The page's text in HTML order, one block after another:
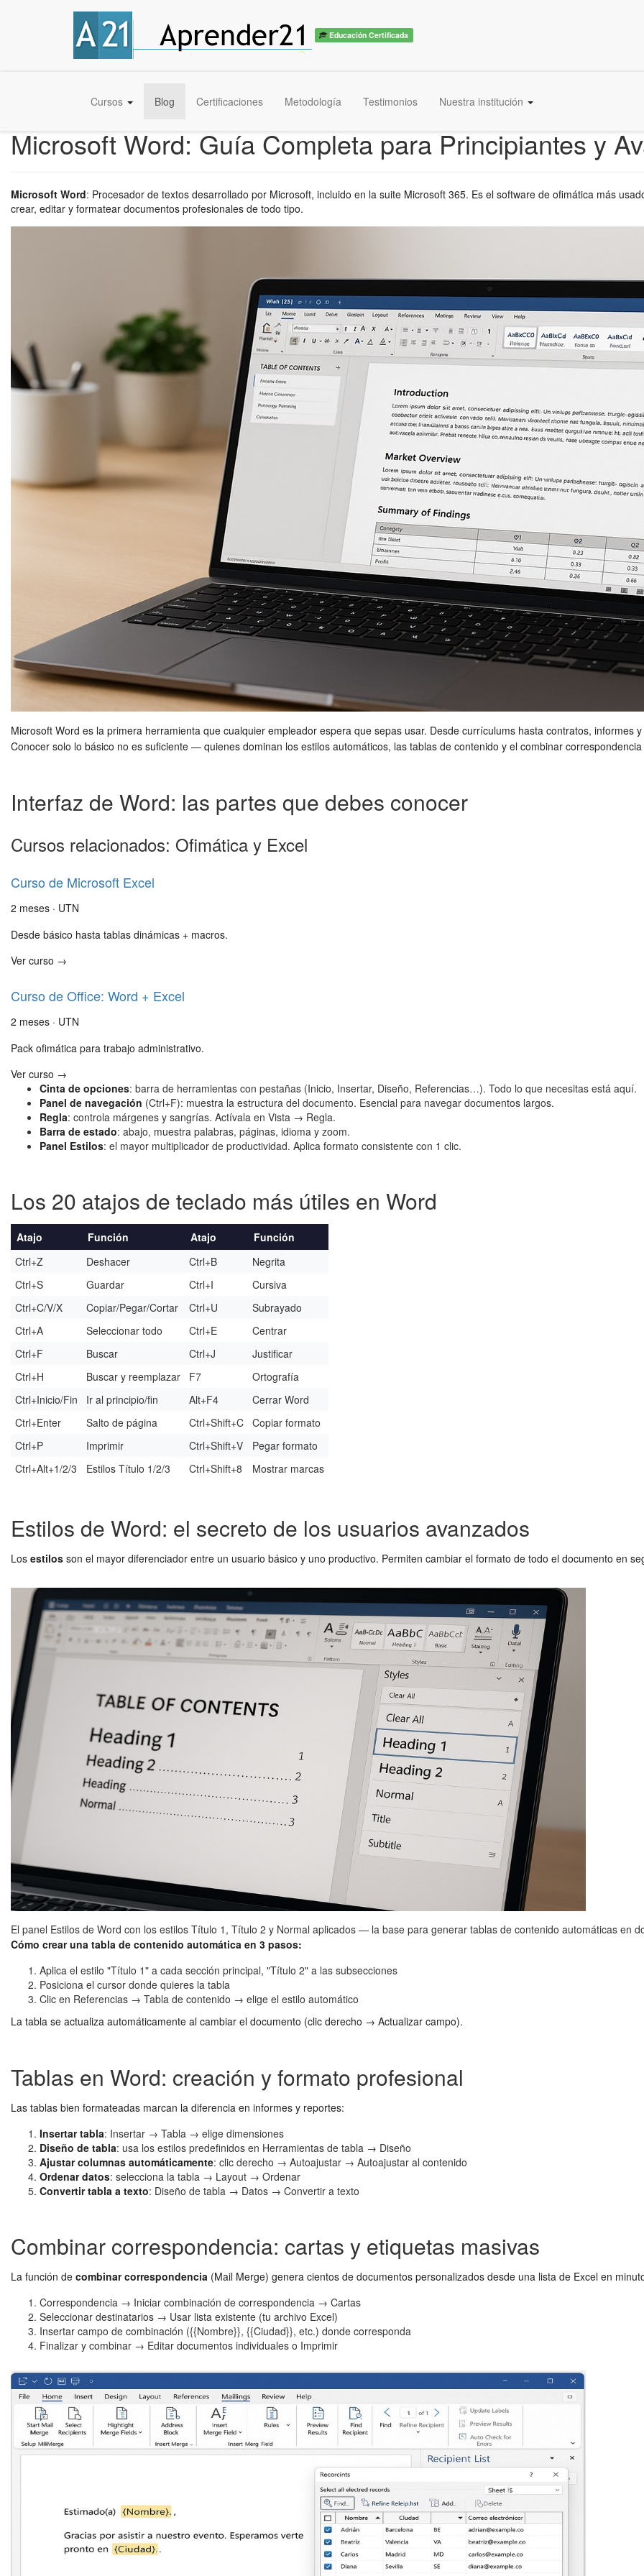
Educación Certificada
Cursos Blog Certificaciones Metodología Testimonios Nuestra institución
Microsoft Word: Guía Completa para Principiantes y
Microsoft Word: Procesador de textos desarrollado por Microsoft, incluido en la suite Microsoft 365. Es el software de ofimática más
crear, editar y formatear documentos profesionales de todo tipo.
Microsoft Word es la primera herramienta que cualquier empleador espera que sepas usar. Desde currículums hasta contratos, informes
Conocer solo lo básico no es suficiente — quienes dominan los estilos automáticos, las tablas de contenido y el combinar
Interfaz de Word: las partes que debes conocer
Cursos relacionados: Ofimática y Excel
Curso de Microsoft Excel
2 meses · UTN
Desde básico hasta tablas dinámicas + macros.
Ver curso →
Curso de Office: Word + Excel
2 meses · UTN
Pack ofimática para trabajo administrativo.
Ver curso →
Cinta de opciones: barra de herramientas con pestañas (Inicio, Insertar, Diseño, Referencias…). Todo lo que necesitas está aquí.
Panel de navegación (Ctrl+F): muestra la estructura del documento. Esencial para navegar documentos largos.
Regla: controla márgenes y sangrías. Actívala en Vista → Regla.
Barra de estado: abajo, muestra palabras, páginas, idioma y zoom.
Panel Estilos: el mayor multiplicador de productividad. Aplica formato consistente con 1 clic.
Los 20 atajos de teclado más útiles en Word
Atajo Función Atajo
Función
Ctrl+Z
Deshacer Ctrl+B
Negrita
Ctrl+S
Guardar Ctrl+I
Cursiva
Ctrl+C/V/X
Copiar/Pegar/Cortar Ctrl+U
Subrayado
Ctrl+A
Seleccionar todo Ctrl+E
Centrar
Ctrl+F
Buscar Ctrl+J
Justificar
Ctrl+H
Buscar y reemplazar F7
Ortografía
Ctrl+Inicio/Fin
Ir al principio/fin Alt+F4
Cerrar Word
Ctrl+Enter
Salto de página Ctrl+Shift+C Copiar formato
Ctrl+P
Imprimir Ctrl+Shift+V
Pegar formato
Ctrl+Alt+1/2/3
Estilos Título 1/2/3 Ctrl+Shift+8 Mostrar marcas
Estilos de Word: el secreto de los usuarios avanzados
Los estilos son el mayor diferenciador entre un usuario básico y uno productivo. Permiten cambiar el formato de todo el documento en
El panel Estilos de Word con los estilos Título 1, Título 2 y Normal aplicados — la base para generar tablas de contenido automáticas en
Cómo crear una tabla de contenido automática en 3 pasos:
Aplica el estilo "Título 1" a cada sección principal, "Título 2" a las subsecciones
Posiciona el cursor donde quieres la tabla
Clic en Referencias → Tabla de contenido → elige el estilo automático
La tabla se actualiza automáticamente al cambiar el documento (clic derecho → Actualizar campo).
Tablas en Word: creación y formato profesional
Las tablas bien formateadas marcan la diferencia en informes y reportes:
Insertar tabla: Insertar → Tabla → elige dimensiones
Diseño de tabla: usa los estilos predefinidos en Herramientas de tabla → Diseño
Ajustar columnas automáticamente: clic derecho → Autoajustar → Autoajustar al contenido
Ordenar datos: selecciona la tabla → Layout → Ordenar
Convertir tabla a texto: Diseño de tabla → Datos → Convertir a texto
Combinar correspondencia: cartas y etiquetas masivas
La función de combinar correspondencia (Mail Merge) genera cientos de documentos personalizados desde una lista de Excel en
Correspondencia → Iniciar combinación de correspondencia → Cartas
Seleccionar destinatarios → Usar lista existente (tu archivo Excel)
Insertar campo de combinación ({{Nombre}}, {{Ciudad}}, etc.) donde corresponda
Finalizar y combinar → Editar documentos individuales o Imprimir